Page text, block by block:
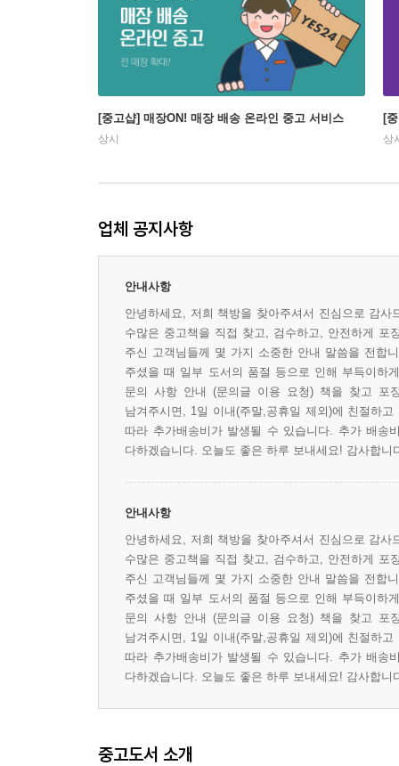
[중고샵] 매장ON! 매장 배송 온라인 중고 서비스
상시
[
상
업체 공지사항
안내사항
안녕하세요, 저희 책방을 찾아주셔서 진심으로 감
수많은 중고책을 직접 찾고, 검수하고, 안전하게
주신 고객님들께 몇 가지 소중한 안내 말씀을 전합
주셨을 때 일부 도서의 품절 등으로 인해 부득이하
문의 사항 안내 (문의글 이용 요청) 책을 찾고 포
남겨주시면, 1일 이내(주말,공휴일 제외)에 친절하
따라 추가배송비가 발생될 수 있습니다. 추가 배송
다하겠습니다. 오늘도 좋은 하루 보내세요! 감사합니
안내사항
안녕하세요, 저희 책방을 찾아주셔서 진심으로 감
수많은 중고책을 직접 찾고, 검수하고, 안전하게
주신 고객님들께 몇 가지 소중한 안내 말씀을 전합
주셨을 때 일부 도서의 품절 등으로 인해 부득이하
문의 사항 안내 (문의글 이용 요청) 책을 찾고 포
남겨주시면, 1일 이내(주말,공휴일 제외)에 친절하
따라 추가배송비가 발생될 수 있습니다. 추가 배송
다하겠습니다. 오늘도 좋은 하루 보내세요! 감사합니
중고도서 소개